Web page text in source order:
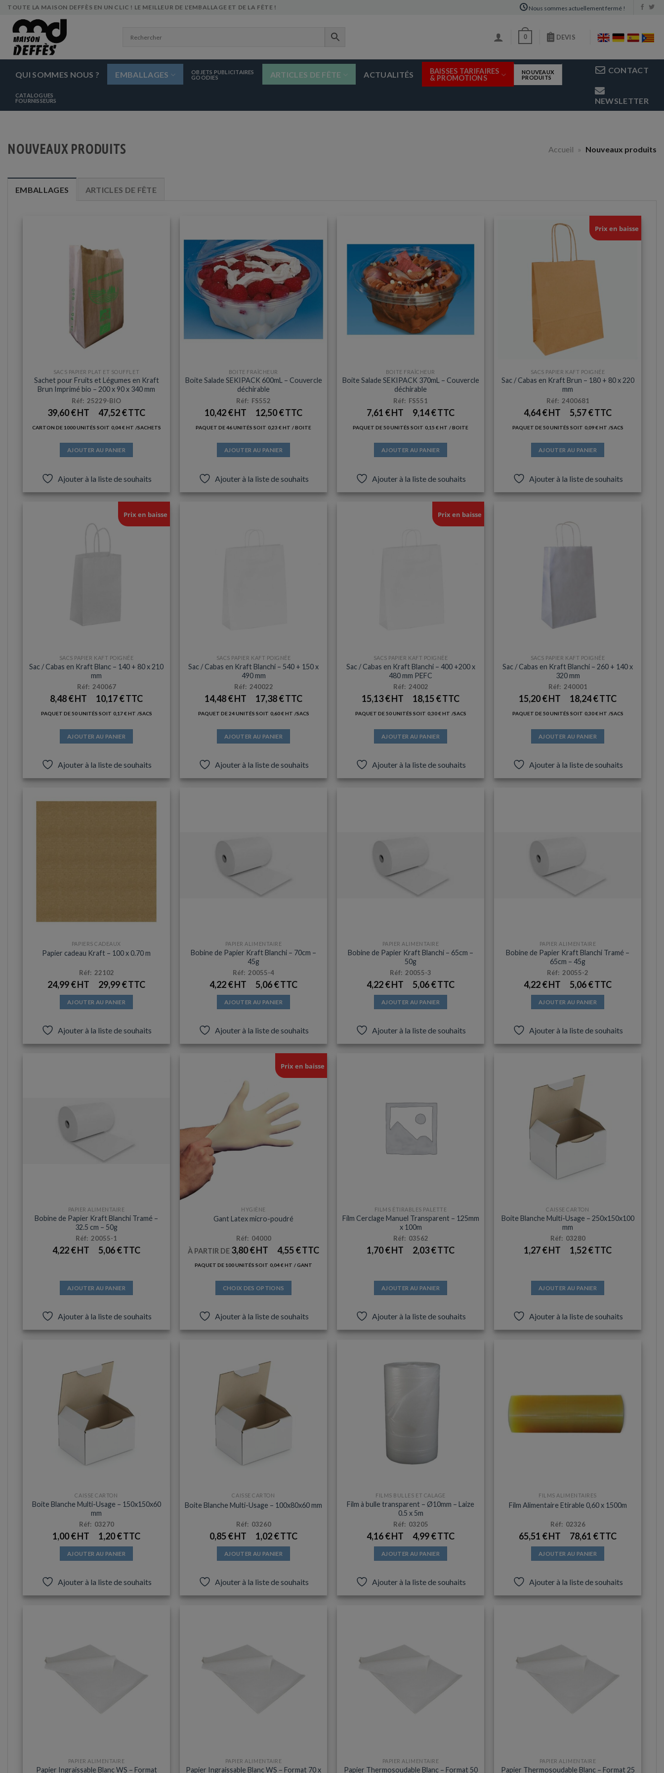
Skip
content
TOUTE LA MAISON DEFFÈS EN UN CLIC ! LE MEILLEUR DE L'EMBALLAGE ET DE LA FÊTE ! Nous sommes actuellement fermé !
0 DEVIS
QUI SOMMES NOUS ? EMBALLAGES
OBJETS PUBLICITAIRES
GOODIES
ARTICLES DE FÊTE ACTUALITÉS
BAISSES TARIFAIRES
& PROMOTIONS
NOUVEAUX
PRODUITS
CATALOGUES
FOURNISSEURS
CONTACT
NEWSLETTER
NOUVEAUX PRODUITS Accueil » Nouveaux produits
EMBALLAGES ARTICLES DE FÊTE
SACS PAPIER PLAT ET SOUFFLET
Sachet pour Fruits et Légumes en Kraft
Brun Imprimé bio – 200 x 90 x 340 mm
Réf: 25229-BIO
39,60€ 47,52€
CARTON DE 1000 UNITÉS SOIT 0,04€ /SACHETS
AJOUTER AU PANIER
Ajouter à la liste de souhaits
BOITE FRAÎCHEUR
Boite Salade SEKIPACK 600mL – Couvercle
déchirable
Réf: FS552
10,42€ 12,50€
PAQUET DE 46 UNITÉS SOIT 0,23 € / BOITE
AJOUTER AU PANIER
Ajouter à la liste de souhaits
BOITE FRAÎCHEUR
Boite Salade SEKIPACK 370mL – Couvercle
déchirable
Réf: FS551
7,61 € 9,14€
PAQUET DE 50 UNITÉS SOIT 0,15 € / BOITE
AJOUTER AU PANIER
Ajouter à la liste de souhaits
Prix en baisse
SACS PAPIER KAFT POIGNÉE
Sac / Cabas en Kraft Brun – 180 + 80 x 220
mm
Réf: 2400681
4,64€ 5,57€
PAQUET DE 50 UNITÉS SOIT 0,09€ /SACS
AJOUTER AU PANIER
Ajouter à la liste de souhaits
Prix en baisse
SACS PAPIER KAFT POIGNÉE
Sac / Cabas en Kraft Blanc – 140 + 80 x 210
mm
Réf: 240067
8,48€ 10,17€
PAQUET DE 50 UNITÉS SOIT 0,17€ /SACS
AJOUTER AU PANIER
Ajouter à la liste de souhaits
SACS PAPIER KAFT POIGNÉE
Sac / Cabas en Kraft Blanchi – 540 + 150 x
490 mm
Réf: 240022
14,48€ 17,38€
PAQUET DE 24 UNITÉS SOIT 0,60€ /SACS
AJOUTER AU PANIER
Ajouter à la liste de souhaits
Prix en baisse
SACS PAPIER KAFT POIGNÉE
Sac / Cabas en Kraft Blanchi – 400 +200 x
480 mm PEFC
Réf: 24002
15,13€ 18,15€
PAQUET DE 50 UNITÉS SOIT 0,30€ /SACS
AJOUTER AU PANIER
Ajouter à la liste de souhaits
SACS PAPIER KAFT POIGNÉE
Sac / Cabas en Kraft Blanchi – 260 + 140 x
320 mm
Réf: 240001
15,20€ 18,24€
PAQUET DE 50 UNITÉS SOIT 0,30€ /SACS
AJOUTER AU PANIER
Ajouter à la liste de souhaits
PAPIERS CADEAUX
Papier cadeau Kraft – 100 x 0.70 m
Réf: 22102
24,99€ 29,99€
AJOUTER AU PANIER
Ajouter à la liste de souhaits
PAPIER ALIMENTAIRE
Bobine de Papier Kraft Blanchi – 70cm –
45g
Réf: 20055-4
4,22€ 5,06€
AJOUTER AU PANIER
Ajouter à la liste de souhaits
PAPIER ALIMENTAIRE
Bobine de Papier Kraft Blanchi – 65cm –
50g
Réf: 20055-3
4,22€ 5,06€
AJOUTER AU PANIER
Ajouter à la liste de souhaits
PAPIER ALIMENTAIRE
Bobine de Papier Kraft Blanchi Tramé –
65cm – 45g
Réf: 20055-2
4,22€ 5,06€
AJOUTER AU PANIER
Ajouter à la liste de souhaits
PAPIER ALIMENTAIRE
Bobine de Papier Kraft Blanchi Tramé –
32.5 cm – 50g
Réf: 20055-1
4,22€ 5,06€
AJOUTER AU PANIER
Ajouter à la liste de souhaits
Prix en baisse
HYGIÈNE
Gant Latex micro-poudré
Réf: 04000
À PARTIR DE 3,80€ 4,55€
PAQUET DE 100 UNITÉS SOIT 0,04€ / GANT
CHOIX DES OPTIONS
plusieurs
options
peuvent
être
choisies
la
produit
Ajouter à la liste de souhaits
FILMS ÉTIRABLES PALETTE
Film Cerclage Manuel Transparent – 125mm
x 100m
Réf: 03562
1,70€ 2,03€
AJOUTER AU PANIER
Ajouter à la liste de souhaits
CAISSE CARTON
Boite Blanche Multi-Usage – 250x150x100
mm
Réf: 03280
1,27€ 1,52€
AJOUTER AU PANIER
Ajouter à la liste de souhaits
CAISSE CARTON
Boite Blanche Multi-Usage – 150x150x60
mm
Réf: 03270
1,00€ 1,20€
AJOUTER AU PANIER
Ajouter à la liste de souhaits
CAISSE CARTON
Boite Blanche Multi-Usage – 100x80x60 mm
Réf: 03260
0,85€ 1,02€
AJOUTER AU PANIER
Ajouter à la liste de souhaits
FILMS BULLES ET CALAGE
Film à bulle transparent – Ø10mm – Laize
0.5 x 5m
Réf: 03205
4,16€ 4,99€
AJOUTER AU PANIER
Ajouter à la liste de souhaits
FILMS ALIMENTAIRES
Film Alimentaire Etirable 0,60 x 1500m
Réf: 02326
65,51 € 78,61 €
AJOUTER AU PANIER
Ajouter à la liste de souhaits
PAPIER ALIMENTAIRE
Papier Ingraissable Blanc WS – Format
PAPIER ALIMENTAIRE
Papier Ingraissable Blanc WS – Format 70 x
PAPIER ALIMENTAIRE
Papier Thermosoudable Blanc – Format 50
PAPIER ALIMENTAIRE
Papier Thermosoudable Blanc – Format 25